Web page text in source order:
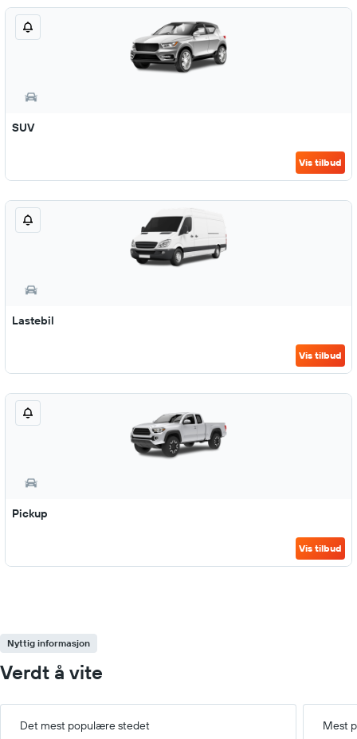
SUV
Vis tilbud
Lastebil
Vis tilbud
Pickup
Vis tilbud
Nyttig informasjon
Verdt å vite
Det mest populære stedet Mest